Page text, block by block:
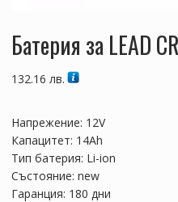
Батерия за LEAD
132.16 лв.
Напрежение: 12V
Капацитет: 14Ah
Тип батерия: Li-ion
Състояние: new
Гаранция: 180 дни